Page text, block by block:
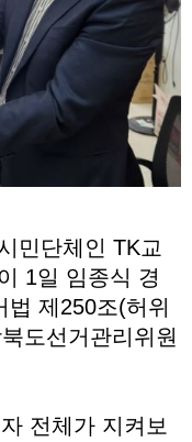
민단체인 TK교
1일 임종식 경
제250조(허위
도선거관리위원
전체가 지켜보